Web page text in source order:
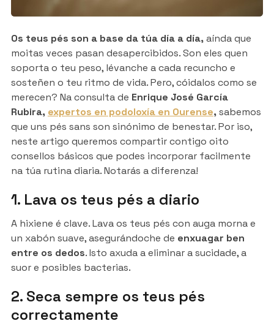
Os teus pés son a base da túa día a día,aínda que
moitas veces pasan desapercibidos. Son eles quen
soporta o teu peso, lévanche a cada recuncho e
sosteñen o teu ritmo de vida. Pero, cóidalos como se
merecen? Na consulta de Enrique José García
Rubira, expertos en podoloxía en Ourense,sabemos
que uns pés sans son sinónimo de benestar. Por iso,
neste artigo queremos compartir contigo oito
consellos básicos que podes incorporar facilmente
na túa rutina diaria. Notarás a diferenza!
1. Lava os teus pés a diario
A hixiene é clave. Lava os teus pés con auga morna e
un xabón suave, asegurándoche de enxuagar ben
entre os dedos. Isto axuda a eliminar a sucidade, a
suor e posibles bacterias.
2. Seca sempre os teus pés
correctamente